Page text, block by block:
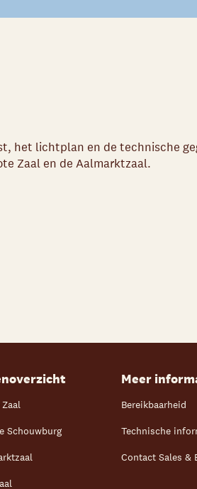
het lichtplan en de technische
Zaal en de Aalmarktzaal.
Schouwburg
Meer
Bereikbaarheid
Technische
Contact Sales &